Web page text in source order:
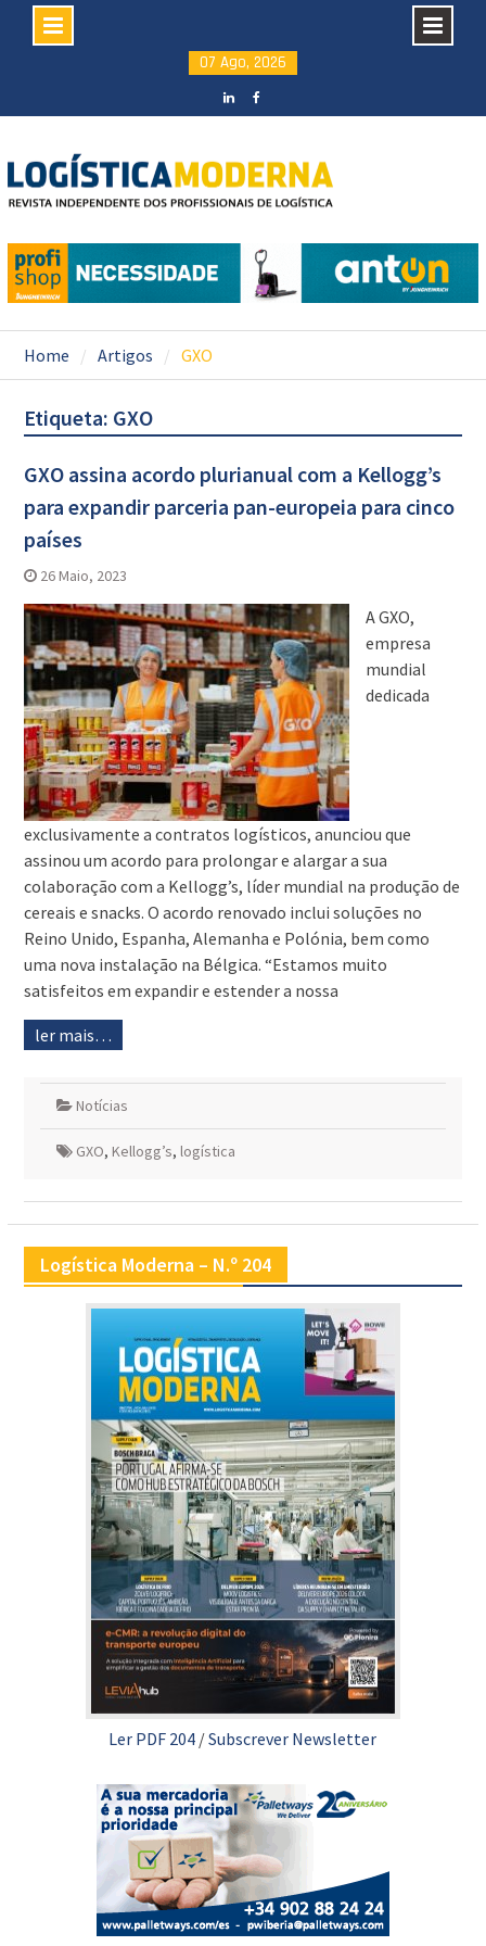
content
07 Ago, 2026
Home Artigos GXO
Etiqueta: GXO
GXO assina acordo plurianual com a Kellogg’s
para expandir parceria pan-europeia para cinco
países
26 Maio, 2023
A GXO,
empresa
mundial
dedicada
exclusivamente a contratos logísticos, anunciou que
assinou um acordo para prolongar e alargar a sua
colaboração com a Kellogg’s, líder mundial na produção de
cereais e snacks. O acordo renovado inclui soluções no
Reino Unido, Espanha, Alemanha e Polónia, bem como
uma nova instalação na Bélgica. “Estamos muito
satisfeitos em expandir e estender a nossa
ler mais…
Notícias
GXO, Kellogg’s, logística
Logística Moderna – N.º 204
Ler PDF 204 /Subscrever Newsletter